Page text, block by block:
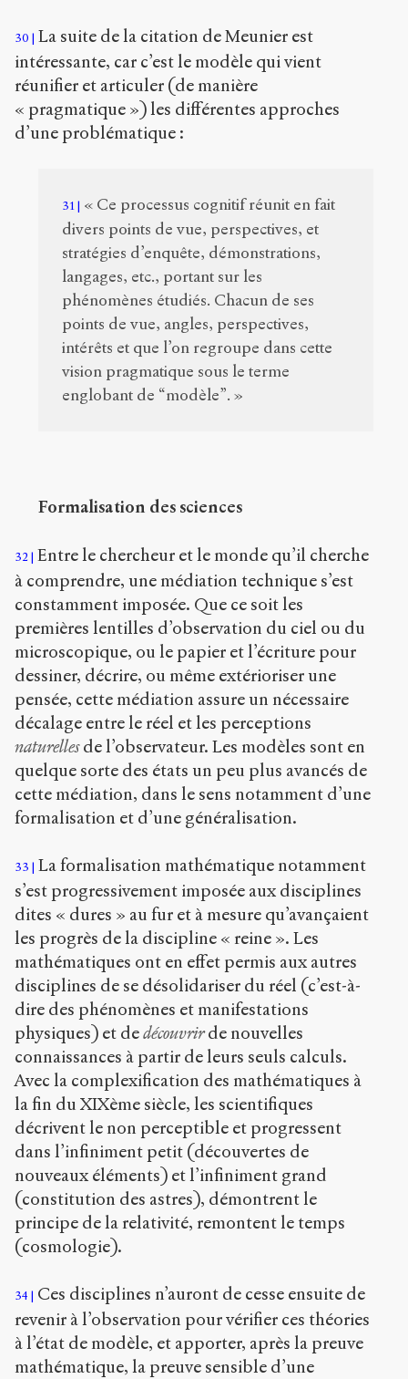
30
La suite de la citation de Meunier est
intéressante, car c’est le modèle qui vient
réunifier et articuler (de manière
« pragmatique ») les différentes approches
d’une problématique :
31
« Ce processus cognitif réunit en fait
divers points de vue, perspectives, et
stratégies d’enquête, démonstrations,
langages, etc., portant sur les
phénomènes étudiés. Chacun de ses
points de vue, angles, perspectives,
intérêts et que l’on regroupe dans cette
vision pragmatique sous le terme
englobant de “modèle”. »
Formalisation des sciences
32 Entre le chercheur et le monde qu’il cherche
à comprendre, une médiation technique s’est
constamment imposée. Que ce soit les
premières lentilles d’observation du ciel ou du
microscopique, ou le papier et l’écriture pour
dessiner, décrire, ou même extérioriser une
pensée, cette médiation assure un nécessaire
décalage entre le réel et les perceptions
naturellesde l’observateur. Les modèles sont en
quelque sorte des états un peu plus avancés de
cette médiation, dans le sens notamment d’une
formalisation et d’une généralisation.
33
La formalisation mathématique notamment
s’est progressivement imposée aux disciplines
dites « dures » au fur et à mesure qu’avançaient
les progrès de la discipline « reine ». Les
mathématiques ont en effet permis aux autres
disciplines de se désolidariser du réel (c’est-à-
dire des phénomènes et manifestations
physiques) et dedécouvrirde nouvelles
connaissances à partir de leurs seuls calculs.
Avec la complexification des mathématiques à
la fin du XIXème siècle, les scientifiques
décrivent le non perceptible et progressent
dans l’infiniment petit (découvertes de
nouveaux éléments) et l’infiniment grand
(constitution des astres), démontrent le
principe de la relativité, remontent le temps
(cosmologie).
34
Ces disciplines n’auront de cesse ensuite de
revenir à l’observation pour vérifier ces théories
à l’état de modèle, et apporter, après la preuve
mathématique, la preuve sensible d’une